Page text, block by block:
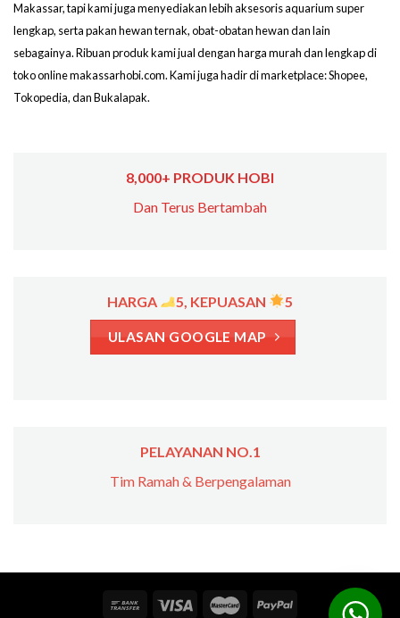
Makassar, tapi kami juga menyediakan lebih aksesoris aquarium super
lengkap, serta pakan hewan ternak, obat-obatan hewan dan lain
sebagainya. Ribuan produk kami jual dengan harga murah dan lengkap di
toko online makassarhobi.com. Kami juga hadir di marketplace: Shopee,
Tokopedia, dan Bukalapak.
8,000+ PRODUK HOBI
Dan Terus Bertambah
HARGA 5, KEPUASAN 5
ULASAN GOOGLE MAP
PELAYANAN NO.1
Tim Ramah & Berpengalaman